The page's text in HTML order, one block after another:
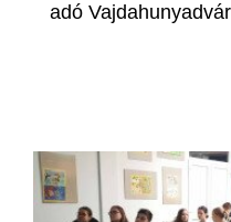
adó